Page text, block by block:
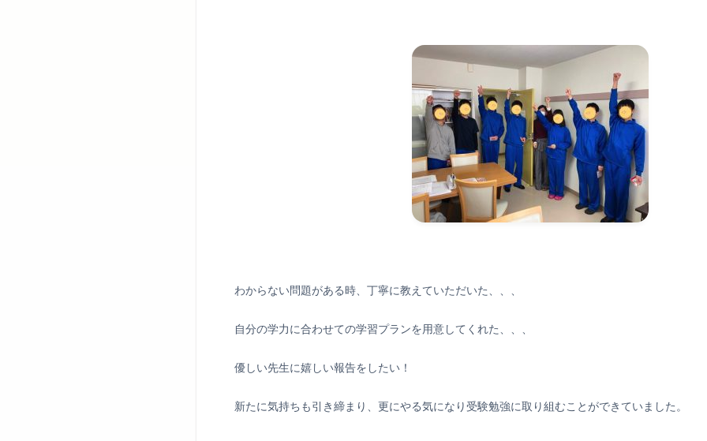
わからない問題がある時、丁寧に教えていただいた、、、
自分の学力に合わせての学習プランを用意してくれた、、、
優しい先生に嬉しい報告をしたい！
新たに気持ちも引き締まり、更にやる気になり受験勉強に取り組むことができていました。